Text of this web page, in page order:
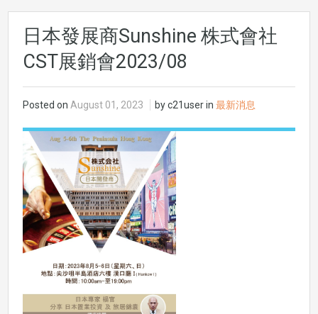
日本發展商Sunshine 株式會社
CST展銷會2023/08
Posted on August 01, 2023 by c21user in最新消息